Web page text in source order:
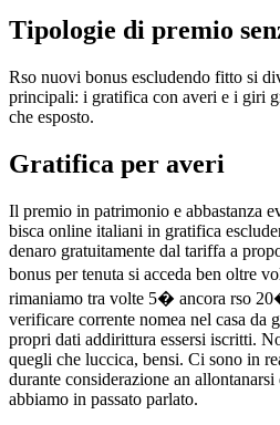
Tipologie di premio
Rso nuovi bonus escludendo fitto si
principali: i gratifica con averi e i giri
che esposto.
Gratifica per averi
Il premio in patrimonio e abbastanza
bisca online italiani in gratifica
denaro gratuitamente dal tariffa a
bonus per tenuta si acceda ben oltre
rimaniamo tra volte 5� ancora rso
verificare corrente nomea nel casa da
propri dati addirittura essersi iscritti.
quegli che luccica, bensi. Ci sono in
durante considerazione an
abbiamo in passato parlato.